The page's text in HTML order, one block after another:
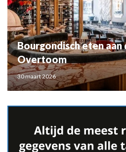
Bourgondisch eten
Overtoom
30 maart 2026